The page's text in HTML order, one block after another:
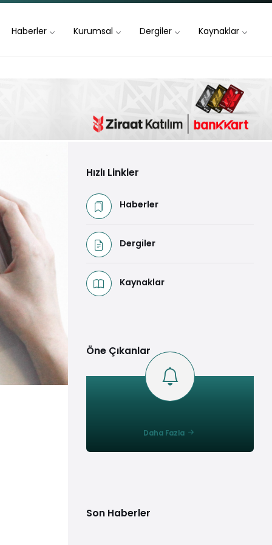
Haberler Kurumsal Dergiler Kaynaklar
Hızlı Linkler
Haberler
Dergiler
Kaynaklar
Öne Çıkanlar
Daha Fazla
Son Haberler